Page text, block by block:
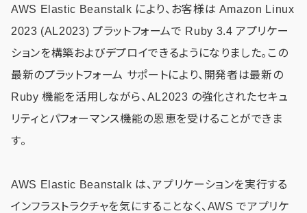
AWS Elastic Beanstalk により、お客様は Amazon Linux
2023 (AL2023) プラットフォームで Ruby 3.4 アプリケー
ションを構築およびデプロイできるようになりました。この
最新のプラットフォーム サポートにより、開発者は最新の
Ruby 機能を活用しながら、AL2023 の強化されたセキュ
リティとパフォーマンス機能の恩恵を受けることができま
す。
AWS Elastic Beanstalk は、アプリケーションを実行する
インフラストラクチャを気にすることなく、AWS でアプリケ